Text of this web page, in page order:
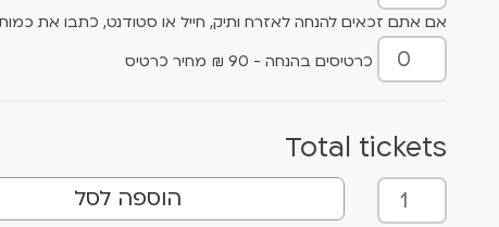
אם אתם זכאים להנחה לאזרח ותיק, חייל או סטודנט, כתבו את
כרטיסים בהנחה - 90 ₪ מחיר כרטיס
Total tickets
כ
מ
הוספה לסל